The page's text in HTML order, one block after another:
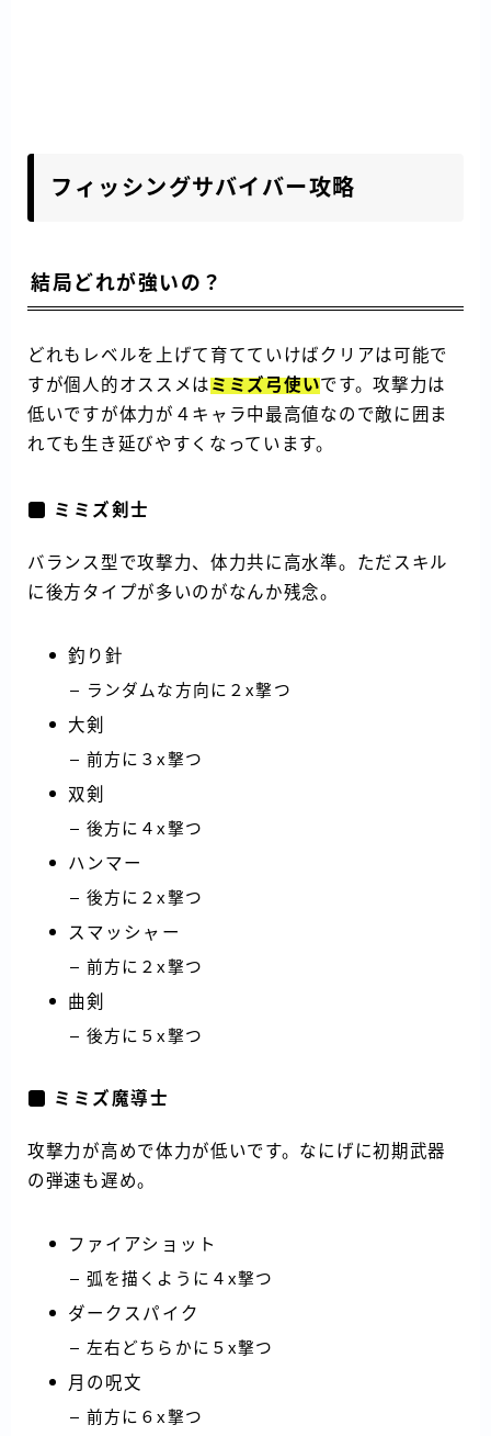
フィッシングサバイバー攻略
結局どれが強いの？
どれもレベルを上げて育てていけばクリアは可能で
すが個人的オススメは ミミズ弓使いです。攻撃力は
低いですが体力が４キャラ中最高値なので敵に囲ま
れても生き延びやすくなっています。
ミミズ剣士
バランス型で攻撃力、体力共に高水準。ただスキル
に後方タイプが多いのがなんか残念。
釣り針
ランダムな方向に２x撃つ
大剣
前方に３x撃つ
双剣
後方に４x撃つ
ハンマー
後方に２x撃つ
スマッシャー
前方に２x撃つ
曲剣
後方に５x撃つ
ミミズ魔導士
攻撃力が高めで体力が低いです。なにげに初期武器
の弾速も遅め。
ファイアショット
弧を描くように４x撃つ
ダークスパイク
左右どちらかに５x撃つ
月の呪文
前方に６x撃つ